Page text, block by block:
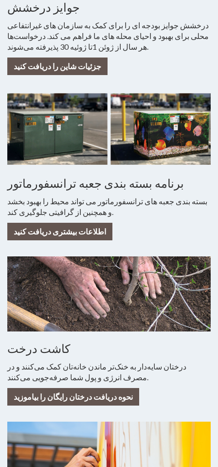
جوایز درخشش
درخشش جوایز بودجه ای را برای کمک به سازمان های غیرانتفاعی
محلی برای بهبود و احیای محله های ما فراهم می کند. درخواست‌ها
هر سال از ژوئن 1تا ژوئیه 30 پذیرفته می‌شوند.
جزئیات شاین را دریافت کنید
برنامه بسته بندی جعبه ترانسفورماتور
بسته بندی جعبه های ترانسفورماتور می تواند محیط را بهبود بخشد
و همچنین از گرافیتی جلوگیری کند.
اطلاعات بیشتری دریافت کنید
کاشت درخت
درختان سایه‌دار به خنک‌تر ماندن خانه‌تان کمک می‌کنند و در
مصرف انرژی و پول شما صرفه‌جویی می‌کنند.
نحوه دریافت درختان رایگان را بیاموزید